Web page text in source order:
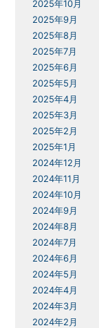
2025年10月
2025年9月
2025年8月
2025年7月
2025年6月
2025年5月
2025年4月
2025年3月
2025年2月
2025年1月
2024年12月
2024年11月
2024年10月
2024年9月
2024年8月
2024年7月
2024年6月
2024年5月
2024年4月
2024年3月
2024年2月